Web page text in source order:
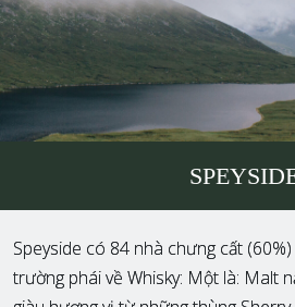
Speyside có 84 nhà chưng cất
trường phái về Whisky: Một là: Malt